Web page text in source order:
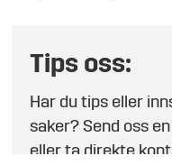
Tips oss:
Har du tips eller
saker? Send oss
eller ta direkte